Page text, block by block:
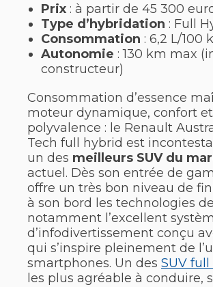
Prix : à partir de 45 300
Type d’hybridation : Full
Consommation : 6,2 L/100
Autonomie : 130 km max
constructeur)
Consommation d’essence
moteur dynamique, confort et
polyvalence : le Renault
Tech full hybrid est
un des meilleurs SUV du
actuel. Dès son entrée de
offre un très bon niveau de
à son bord les technologies
notamment l’excellent
d’infodivertissement conçu
qui s’inspire pleinement de
smartphones. Un des SUV
les plus agréable à conduire,